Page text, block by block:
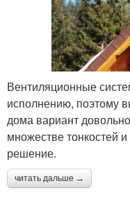
Вентиляционные
исполнению, поэтому
дома вариант
множестве тонкостей
решение.
читать дальше →